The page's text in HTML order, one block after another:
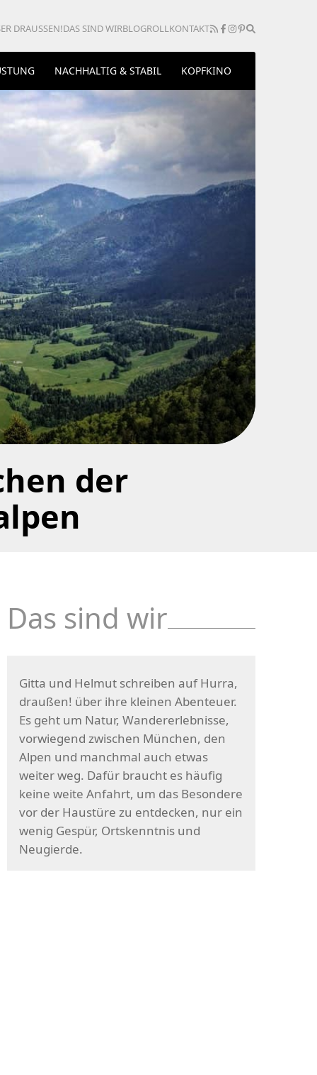
DRAUSSEN! DAS SIND WIRBLOGROLLKONTAKT
NACHHALTIG & STABIL KOPFKINO
der
Das sind wir
Gitta und Helmut schreiben auf Hurra,
draußen! über ihre kleinen Abenteuer.
Es geht um Natur, Wandererlebnisse,
vorwiegend zwischen München, den
Alpen und manchmal auch etwas
weiter weg. Dafür braucht es häufig
keine weite Anfahrt, um das Besondere
vor der Haustüre zu entdecken, nur ein
wenig Gespür, Ortskenntnis und
Neugierde.